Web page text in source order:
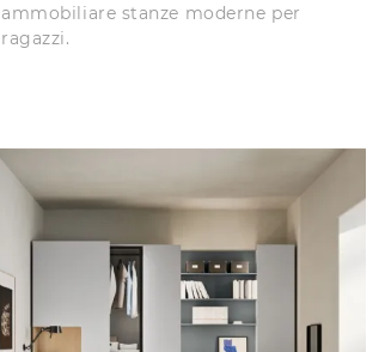
ammobiliare stanze moderne per
ragazzi.